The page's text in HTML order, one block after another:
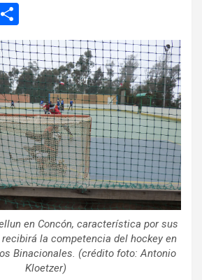
o
m
p
ar
tir
en Concón, característica por sus
la competencia del hockey en
Binacionales. (crédito foto: Antonio
Kloetzer)